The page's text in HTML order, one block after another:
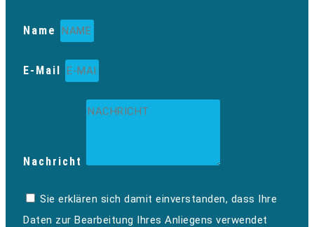
Name
E-Mail
Nachricht
Sie erklären sich damit einverstanden, dass Ihre
Daten zur Bearbeitung Ihres Anliegens verwendet